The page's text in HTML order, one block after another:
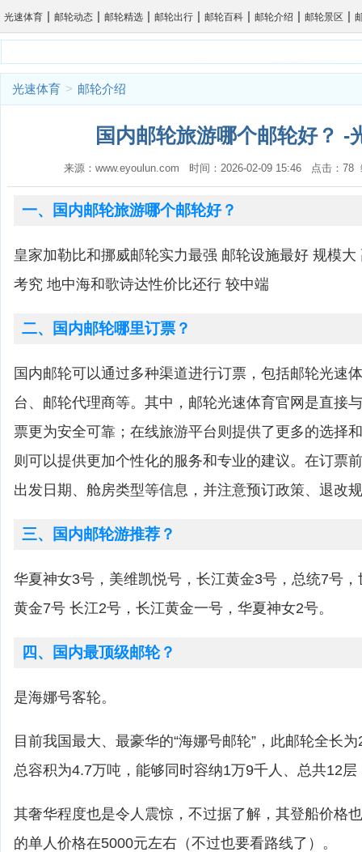
光速体育 | 邮轮动态 | 邮轮精选 | 邮轮出行 | 邮轮百科 | 邮轮介绍 | 邮轮景区 |
光速体育 > 邮轮介绍
国内邮轮旅游哪个邮轮好？ -
来源：www.eyoulun.com 时间：2026-02-09 15:46 点击：
一、国内邮轮旅游哪个邮轮好？
皇家加勒比和挪威邮轮实力最强 邮轮设施最好 规模
考究 地中海和歌诗达性价比还行 较中端
二、国内邮轮哪里订票？
国内邮轮可以通过多种渠道进行订票，包括邮轮光速
台、邮轮代理商等。其中，邮轮光速体育官网是直接
票更为安全可靠；在线旅游平台则提供了更多的选择
则可以提供更加个性化的服务和专业的建议。在订票
出发日期、舱房类型等信息，并注意预订政策、退改
三、国内邮轮游推荐？
华夏神女3号，美维凯悦号，长江黄金3号，总统7号
黄金7号 长江2号，长江黄金一号，华夏神女2号。
四、国内最顶级邮轮？
是海娜号客轮。
目前我国最大、最豪华的“海娜号邮轮”，此邮轮全长
总容积为4.7万吨，能够同时容纳1万9千人、总共12
其奢华程度也是令人震惊，不过据了解，其登船价格
的单人价格在5000元左右（不过也要看路线了）。